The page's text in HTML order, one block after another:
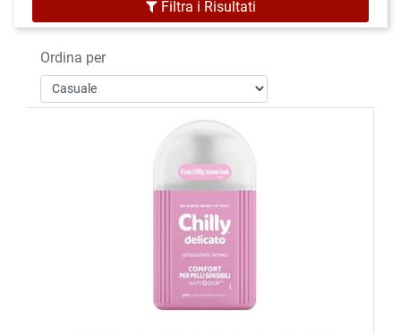
Filtra i Risultati
Ordina per